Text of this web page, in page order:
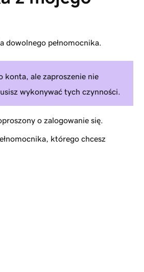
dowolnego pełnomocnika.
konta, ale zaproszenie nie
wykonywać tych czynności.
o zalogowanie się.
którego chcesz